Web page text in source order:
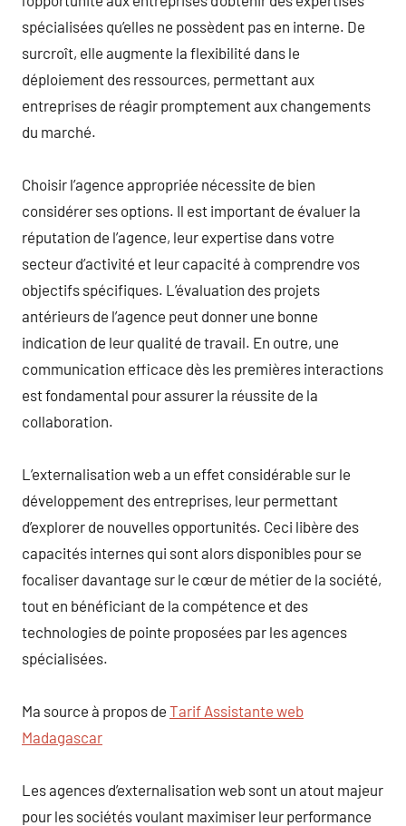
spécialisées qu’elles ne possèdent pas en interne. De
surcroît, elle augmente la flexibilité dans le
déploiement des ressources, permettant aux
entreprises de réagir promptement aux changements
du marché.
Choisir l’agence appropriée nécessite de bien
considérer ses options. Il est important de évaluer la
réputation de l’agence, leur expertise dans votre
secteur d’activité et leur capacité à comprendre vos
objectifs spécifiques. L’évaluation des projets
antérieurs de l’agence peut donner une bonne
indication de leur qualité de travail. En outre, une
communication efficace dès les premières interactions
est fondamental pour assurer la réussite de la
collaboration.
L’externalisation web a un effet considérable sur le
développement des entreprises, leur permettant
d’explorer de nouvelles opportunités. Ceci libère des
capacités internes qui sont alors disponibles pour se
focaliser davantage sur le cœur de métier de la société,
tout en bénéficiant de la compétence et des
technologies de pointe proposées par les agences
spécialisées.
Ma source à propos de Tarif Assistante web
Madagascar
Les agences d’externalisation web sont un atout majeur
pour les sociétés voulant maximiser leur performance